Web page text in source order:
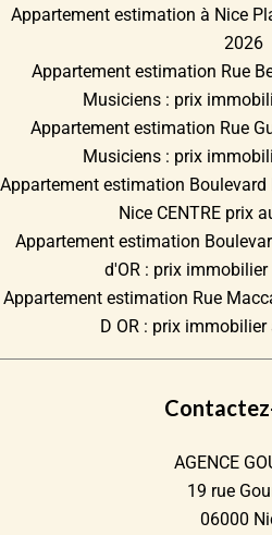
Appartement estimation à Nice
2026
Appartement estimation Rue
Musiciens : prix
Appartement estimation Rue
Musiciens : prix
Appartement estimation
Nice CENTRE prix
Appartement estimation
d'OR : prix immobilier
Appartement estimation Rue
D OR : prix immobilier
AGENCE
19 rue
06000